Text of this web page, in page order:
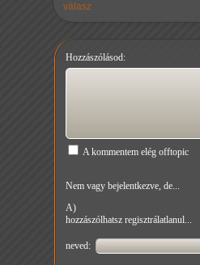
válasz
Hozzászólásod:
A kommentem elég offtopic
Nem vagy bejelentkezve, de...
A)
hozzászólhatsz regisztrálatlanul...
neved: